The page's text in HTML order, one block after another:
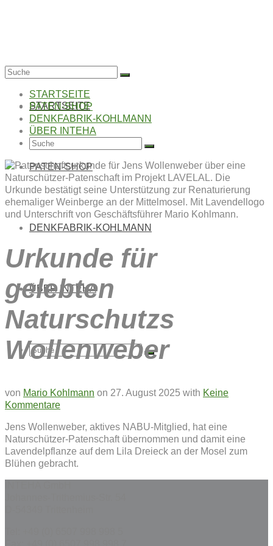
STARTSEITE
PATEN-SHOP
DENKFABRIK-KOHLMANN
ÜBER INTEHA
Suche
nach:
Suche
STARTSEITE
PATEN-SHOP
DENKFABRIK-KOHLMANN
ÜBER INTEHA
Suche
Urkunde für
gelebten
Naturschutzs
Wollenweber
von Mario Kohlmann on 27. August 2025 with Keine
Kommentare
Jens Wollenweber, aktives NABU-Mitglied, hat eine
Naturschützer-Patenschaft übernommen und damit eine
Lavendelpflanze auf dem Lila Dreieck an der Mosel zum
Blühen gebracht.